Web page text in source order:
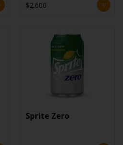
$2.600
Sprite Zero